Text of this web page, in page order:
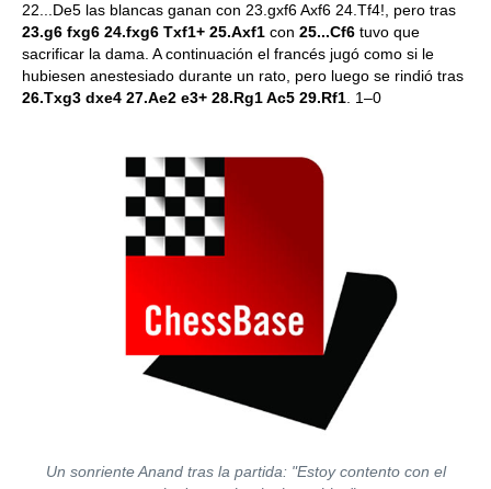
22...De5 las blancas ganan con 23.gxf6 Axf6 24.Tf4!, pero tras
23.g6 fxg6 24.fxg6 Txf1+ 25.Axf1 con 25...Cf6 tuvo que
sacrificar la dama. A continuación el francés jugó como si le
hubiesen anestesiado durante un rato, pero luego se rindió tras
26.Txg3 dxe4 27.Ae2 e3+ 28.Rg1 Ac5 29.Rf1 . 1–0
Un sonriente Anand tras la partida: "Estoy contento con el